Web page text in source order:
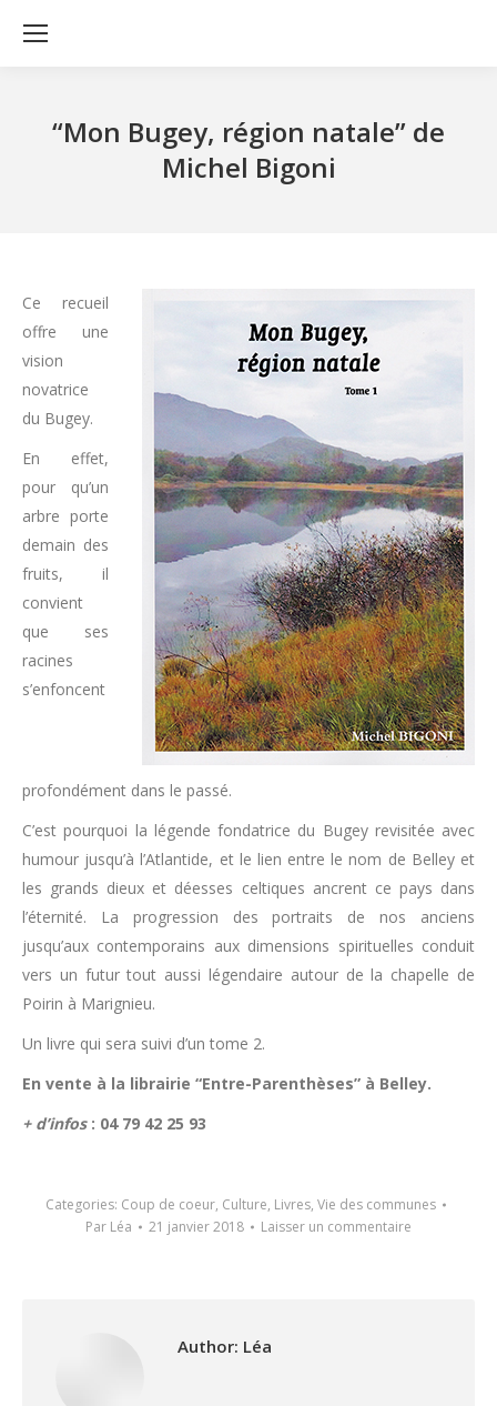
“Mon Bugey, région natale” de
Michel Bigoni
Ce recueil
offre une
vision
novatrice
du Bugey.
En effet,
pour qu’un
arbre porte
demain des
fruits, il
convient
que ses
racines
s’enfoncent
profondément dans le passé.
C’est pourquoi la légende fondatrice du Bugey revisitée avec
humour jusqu’à l’Atlantide, et le lien entre le nom de Belley et
les grands dieux et déesses celtiques ancrent ce pays dans
l’éternité. La progression des portraits de nos anciens
jusqu’aux contemporains aux dimensions spirituelles conduit
vers un futur tout aussi légendaire autour de la chapelle de
Poirin à Marignieu.
Un livre qui sera suivi d’un tome 2.
En vente à la librairie “Entre-Parenthèses” à Belley.
+ d’infos : 04 79 42 25 93
Categories: Coup de coeur, Culture, Livres, Vie des communes
Par Léa 21 janvier 2018 Laisser un commentaire
Author: Léa